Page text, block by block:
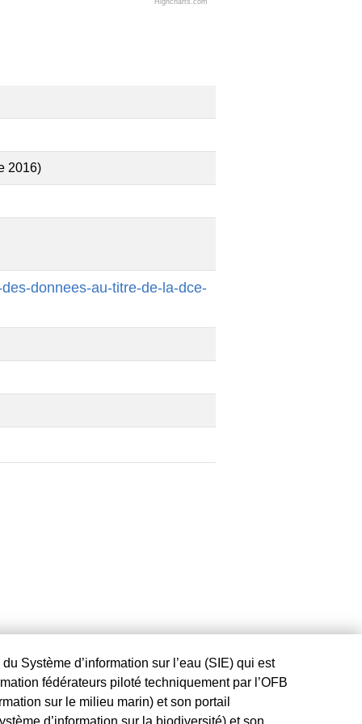
2016)
donnees-au-titre-de-la-dce-
Système d’information sur l’eau (SIE) qui est
fédérateurs piloté techniquement par l’OFB
sur le milieu marin) et son portail
d’information sur la biodiversité) et son